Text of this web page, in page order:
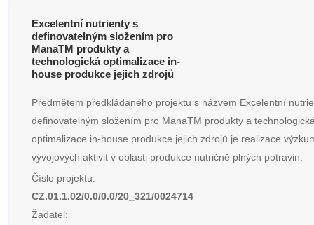
Excelentní nutrienty s
definovatelným složením pro
ManaTM produkty a
technologická optimalizace in-
house produkce jejich zdrojů
Předmětem předkládaného projektu s názvem Excelentní
definovatelným složením pro ManaTM produkty a
optimalizace in-house produkce jejich zdrojů je realizace
vývojových aktivit v oblasti produkce nutričně plných potravin.
Číslo projektu:
CZ.01.1.02/0.0/0.0/20_321/0024714
Žadatel: